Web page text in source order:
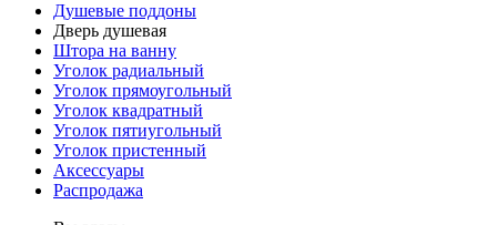
Душевые поддоны
Дверь душевая
Штора на ванну
Уголок радиальный
Уголок прямоугольный
Уголок квадратный
Уголок пятиугольный
Уголок пристенный
Аксессуары
Распродажа